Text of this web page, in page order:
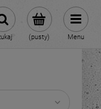
(pusty) Menu